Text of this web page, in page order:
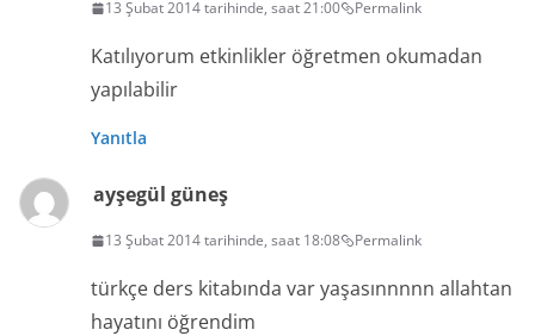
13 Şubat 2014 tarihinde, saat 21:00 Permalink
Katılıyorum etkinlikler öğretmen okumadan
yapılabilir
Yanıtla
ayşegül güneş
13 Şubat 2014 tarihinde, saat 18:08 Permalink
türkçe ders kitabında var yaşasınnnnn allahtan
hayatını öğrendim